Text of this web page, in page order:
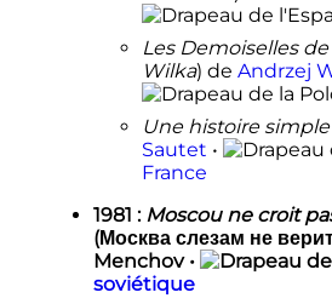
Les Demoiselles
Wilka) de Andrzej
Une histoire simple
Sautet •
France
1981 : Moscou ne croit
(Москва слезам не
Menchov •
soviétique